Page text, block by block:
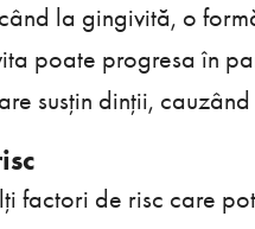
la gingivită, o
poate progresa în
susțin dinții,
factori de risc care